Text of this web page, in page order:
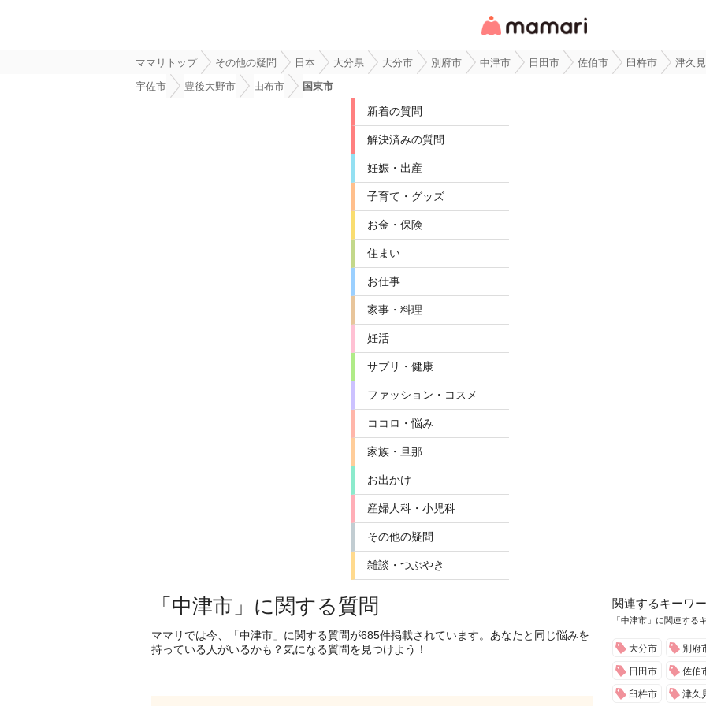
リ・情報サイト
ママリトップ その他の疑問 日本 大分県 大分市 別府市 中津市 日田市 佐伯市 臼杵市 津久
宇佐市
豊後大野市 由布市 国東市
新着の質問
解決済みの質問
妊娠・出産
子育て・グッズ
お金・保険
住まい
お仕事
家事・料理
妊活
サプリ・健康
ファッション・コスメ
ココロ・悩み
家族・旦那
お出かけ
産婦人科・小児科
その他の疑問
雑談・つぶやき
「中津市」に関する質問
ママリでは今、「中津市」に関する質問が685件掲載されています。あなたと同じ悩みを
持っている人がいるかも？気になる質問を見つけよう！
関連するキーワ
「中津市」に関連する
大分市 別府
日田市 佐伯
臼杵市 津久